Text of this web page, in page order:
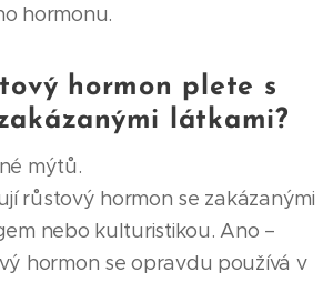
hormonu.
hormon plete s
látkami?
mýtů.
růstový hormon se zakázanými
nebo kulturistikou. Ano –
hormon se opravdu používá v